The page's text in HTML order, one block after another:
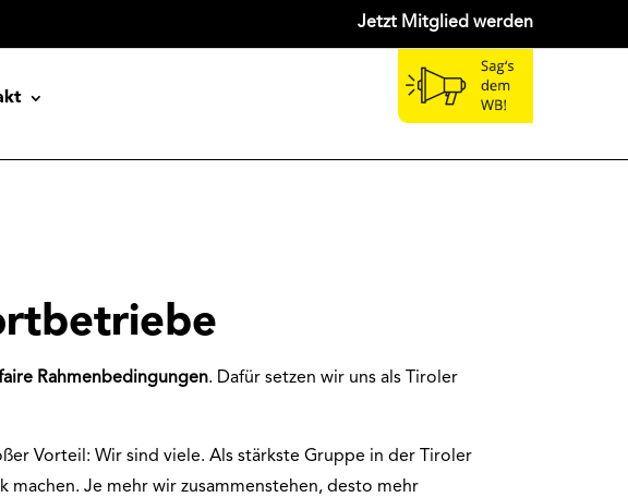
Jetzt Mitglied werden
Rahmenbedingungen. Dafür setzen wir uns als Tiroler
Vorteil: Wir sind viele. Als stärkste Gruppe in der Tiroler
machen. Je mehr wir zusammenstehen, desto mehr